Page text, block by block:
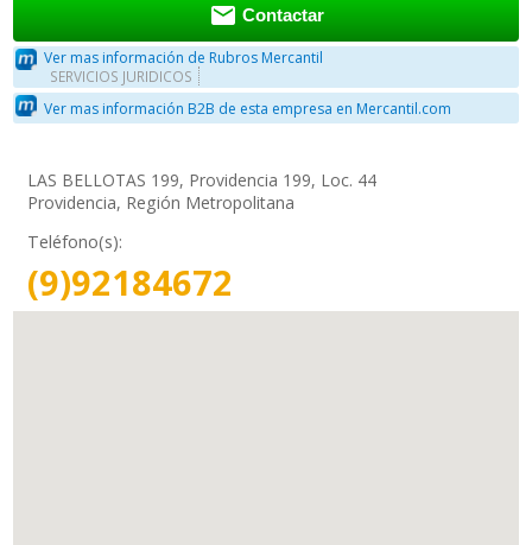
 Contactar
Ver mas información de Rubros Mercantil
SERVICIOS JURIDICOS
Ver mas información B2B de esta empresa en Mercantil.com
LAS BELLOTAS 199, Providencia 199, Loc. 44
Providencia, Región Metropolitana
Teléfono(s):
(9)92184672